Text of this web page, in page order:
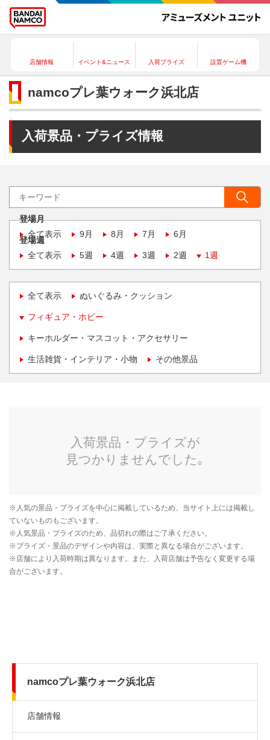
店舗情報 イベント&ニュース 入荷プライズ 設置ゲーム機
namcoプレ葉ウォーク浜北店
入荷景品・プライズ情報
登場月
全て表示
9月 8月 7月 6月
登場週
全て表示
5週 4週 3週 2週 1週
全て表示 ぬいぐるみ・クッション
フィギュア・ホビー
キーホルダー・マスコット・アクセサリー
生活雑貨・インテリア・小物 その他景品
namcoプレ葉ウォーク浜北店
店舗情報